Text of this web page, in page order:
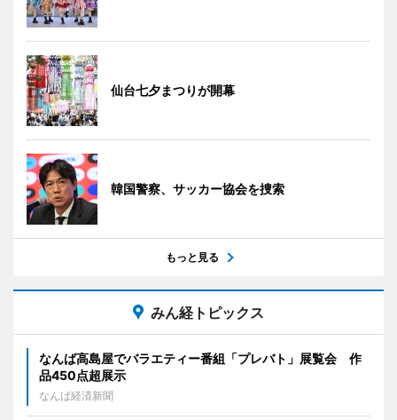
仙台七夕まつりが開幕
韓国警察、サッカー協会を捜索
もっと見る
みん経トピックス
なんば高島屋でバラエティー番組「プレバト」展覧会 作
品450点超展示
なんば経済新聞